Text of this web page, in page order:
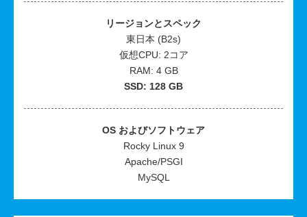
リージョンとスペック
東日本 (B2s)
仮想CPU: 2コア
RAM: 4 GB
SSD: 128 GB
OS およびソフトウェア
Rocky Linux 9
Apache/PSGI
MySQL